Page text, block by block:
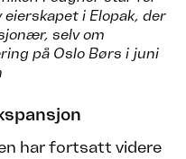
i Elopak, der
selv om
på Oslo Børs i juni
har fortsatt videre